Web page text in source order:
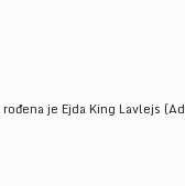
je Ejda King Lavlejs